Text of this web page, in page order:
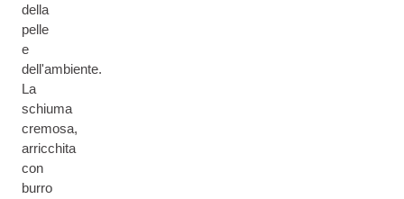
della
pelle
e
dell'ambiente.
La
schiuma
cremosa,
arricchita
con
burro